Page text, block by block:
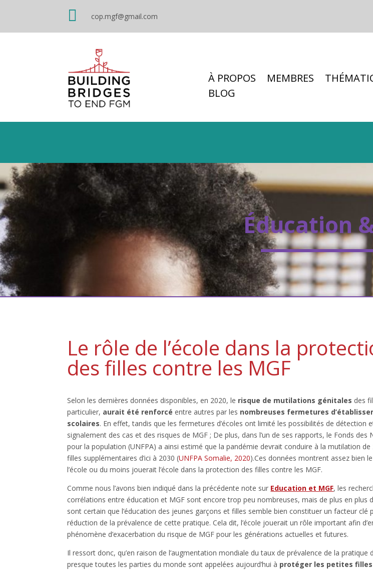
 cop.mgf@gmail.com
À PROPOS MEMBRES
BLOG
Éducation
Le rôle de l’école dans la
des filles contre les MGF
Selon les dernières données disponibles, en 2020, le risque de mutilations génitales des
particulier, aurait été renforcé entre autres par les nombreuses fermetures
scolaires. En effet, tandis que les fermetures d’écoles ont limité les possibilités de détection
signalement des cas et des risques de MGF ; De plus, dans l’un de ses rapports, le Fonds des
pour la population (UNFPA) a ainsi estimé que la pandémie devrait conduire à la mutilation de
filles supplémentaires d’ici à 2030 (UNFPA Somalie, 2020).Ces données montrent assez bien
l’école ou du moins jouerait l’école dans la protection des filles contre les MGF.
Comme nous l’avons bien indiqué dans la précédente note sur Education et MGF, les
corrélations entre éducation et MGF sont encore trop peu nombreuses, mais de plus en plus
sont certain que l’éducation des jeunes garçons et filles semble bien constituer un facteur clé
réduction de la prévalence de cette pratique. Cela dit, l’école jouerait un rôle important afin
phénomène d’exacerbation du risque de MGF pour les générations actuelles et futures.
Il ressort donc, qu’en raison de l’augmentation mondiale du taux de prévalence de la pratique
presque toutes les parties du monde sont appelées aujourd’hui à protéger les petites